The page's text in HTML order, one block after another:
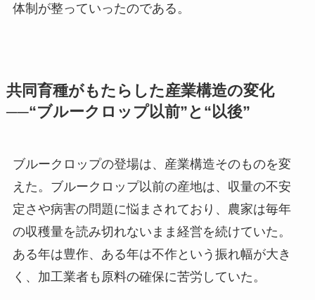
体制が整っていったのである。
共同育種がもたらした産業構造の変化
──“ブルークロップ以前”と“以後”
ブルークロップの登場は、産業構造そのものを変
えた。ブルークロップ以前の産地は、収量の不安
定さや病害の問題に悩まされており、農家は毎年
の収穫量を読み切れないまま経営を続けていた。
ある年は豊作、ある年は不作という振れ幅が大き
く、加工業者も原料の確保に苦労していた。